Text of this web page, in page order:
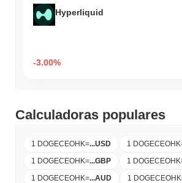
Hyperliquid
-3.00%
Calculadoras populares
1 DOGECEOHK=...USD 1 DOGECEOHK
1 DOGECEOHK=...GBP 1 DOGECEOHK
1 DOGECEOHK=...AUD 1 DOGECEOHK